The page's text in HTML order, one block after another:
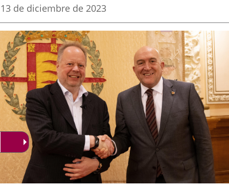
aplicación
externa.
aplicación
externa.
Fecha
la
noticia
13 de diciembre de 2023